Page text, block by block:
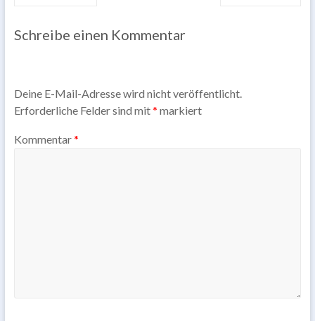
Schreibe einen Kommentar
Deine E-Mail-Adresse wird nicht veröffentlicht.
Erforderliche Felder sind mit* markiert
Kommentar*